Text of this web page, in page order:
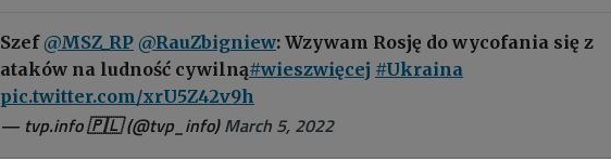
Szef @MSZ_RP @RauZbigniew: Wzywam Rosję do wycofania się z
ataków na ludność cywilną#wieszwięcej #Ukraina
pic.twitter.com/xrU5Z42v9h
— tvp.info 🇵🇱 (@tvp_info)March 5, 2022